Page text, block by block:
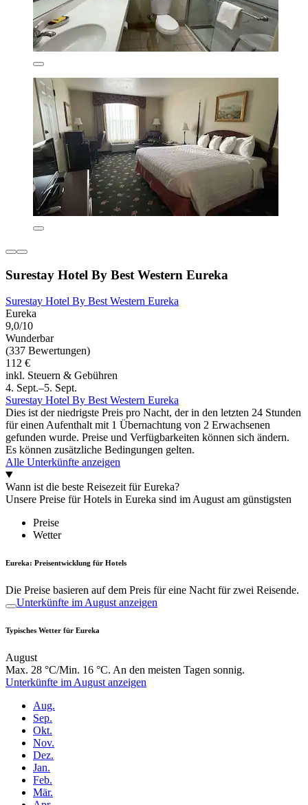
Surestay Hotel By Best Western Eureka
Surestay Hotel By Best Western Eureka
Eureka
9,0/10
Wunderbar
(337 Bewertungen)
112 €
inkl. Steuern & Gebühren
4. Sept.–5. Sept.
Surestay Hotel By Best Western Eureka
Dies ist der niedrigste Preis pro Nacht, der in den letzten 24 Stunden
für einen Aufenthalt mit 1 Übernachtung von 2 Erwachsenen
gefunden wurde. Preise und Verfügbarkeiten können sich ändern.
Es können zusätzliche Bedingungen gelten.
Alle Unterkünfte anzeigen
Wann ist die beste Reisezeit für Eureka?
Unsere Preise für Hotels in Eureka sind im August am günstigsten
Preise
Wetter
Eureka: Preisentwicklung für Hotels
Die Preise basieren auf dem Preis für eine Nacht für zwei Reisende.
Unterkünfte im August anzeigen
Typisches Wetter für Eureka
August
Max. 28 °C/Min. 16 °C. An den meisten Tagen sonnig.
Unterkünfte im August anzeigen
Aug.
Sep.
Okt.
Nov.
Dez.
Jan.
Feb.
Mär.